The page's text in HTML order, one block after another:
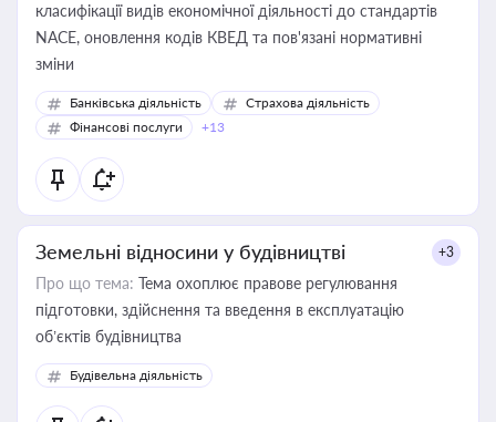
класифікації видів економічної діяльності до стандартів
NACE, оновлення кодів КВЕД та пов'язані нормативні
зміни
Банківська діяльність
Страхова діяльність
Фінансові послуги
+13
Земельні відносини у будівництві +3
Про що тема: Тема охоплює правове регулювання
підготовки, здійснення та введення в експлуатацію
об’єктів будівництва
Будівельна діяльність